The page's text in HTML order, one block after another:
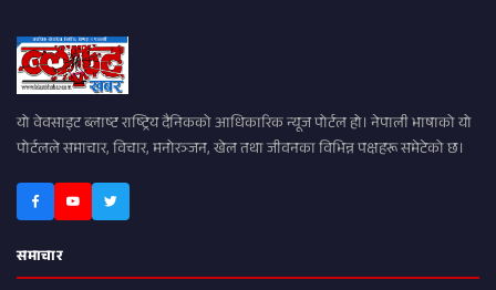
यो वेवसाइट ब्लाष्ट राष्ट्रिय दैनिकको आधिकारिक न्यूज पोर्टल हो। नेपाली भाषाको यो
पोर्टलले समाचार, विचार, मनोरञ्जन, खेल तथा जीवनका विभिन्न पक्षहरू समेटेको छ।
समाचार